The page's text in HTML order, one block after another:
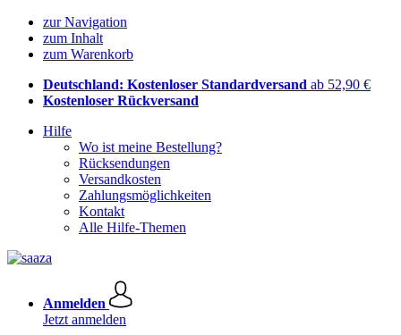
zur Navigation
zum Inhalt
zum Warenkorb
Deutschland: Kostenloser Standardversand ab 52,90 €
Kostenloser Rückversand
Hilfe
Wo ist meine Bestellung?
Rücksendungen
Versandkosten
Zahlungsmöglichkeiten
Kontakt
Alle Hilfe-Themen
Anmelden
Jetzt anmelden